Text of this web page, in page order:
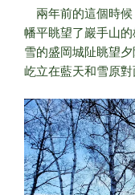
兩年前的這個時候
幡平眺望了巖手山
雪的盛岡城阯眺望
屹立在藍天和雪原對